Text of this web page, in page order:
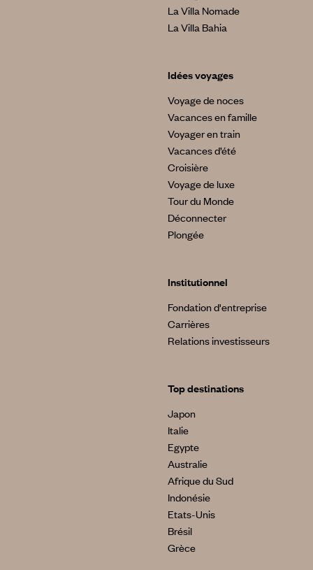
La Villa Nomade
La Villa Bahia
Idées voyages
Voyage de noces
Vacances en famille
Voyager en train
Vacances d’été
Croisière
Voyage de luxe
Tour du Monde
Déconnecter
Plongée
Institutionnel
Fondation d'entreprise
Carrières
Relations investisseurs
Top destinations
Japon
Italie
Egypte
Australie
Afrique du Sud
Indonésie
Etats-Unis
Brésil
Grèce